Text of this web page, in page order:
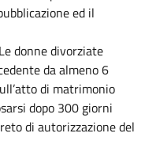
ed il
donne divorziate
da almeno 6
di matrimonio
dopo 300 giorni
di autorizzazione del